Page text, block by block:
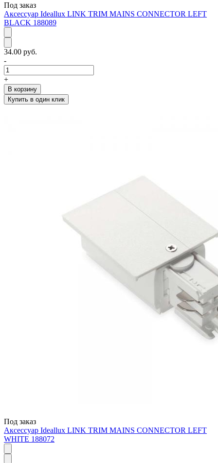
Под заказ
Аксессуар Ideallux LINK TRIM MAINS CONNECTOR LEFT
BLACK 188089
34.00 руб.
-
+
В корзину
Купить в один клик
Под заказ
Аксессуар Ideallux LINK TRIM MAINS CONNECTOR LEFT
WHITE 188072